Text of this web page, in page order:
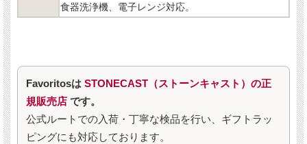
食器洗浄機、電子レンジ対応。
Favoritosは STONECAST（ストーンキャスト）の正
規販売店 です。
公式ルートでの入荷・丁寧な検品を行い、ギフトラッ
ピングにも対応しております。